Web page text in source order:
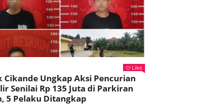
Like
Cikande Ungkap Aksi Pencurian
Senilai Rp 135 Juta di Parkiran
5 Pelaku Ditangkap